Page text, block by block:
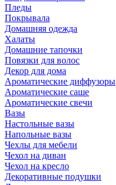
Пледы
Покрывала
Домашняя одежда
Халаты
Домашние тапочки
Повязки для волос
Декор для дома
Ароматические диффузоры
Ароматические саше
Ароматические свечи
Вазы
Настольные вазы
Напольные вазы
Чехлы для мебели
Чехол на диван
Чехол на кресло
Декоративные подушки